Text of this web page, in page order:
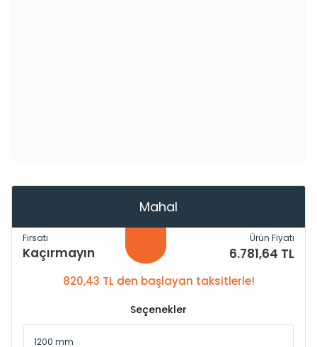
Mahal
Fırsatı
Kaçırmayın
Ürün Fiyatı
6.781,64 TL
820,43 TL den başlayan taksitlerle!
Seçenekler